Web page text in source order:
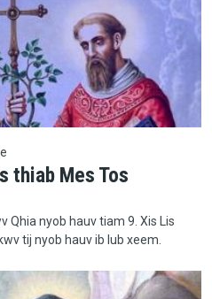
thiab Mes Tos
Qhia nyob hauv tiam 9. Xis Lis
tij nyob hauv ib lub xeem.